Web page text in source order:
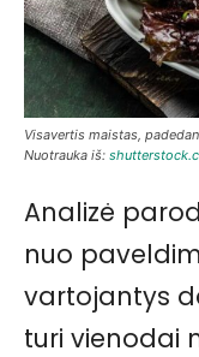
Visavertis maistas,
Nuotrauka iš:
Analizė
nuo
vartojantys
turi vienodai